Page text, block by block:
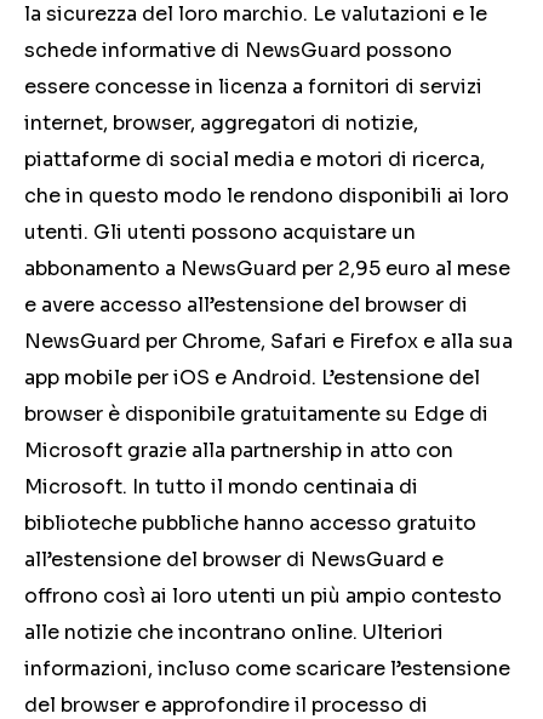
la sicurezza del loro marchio. Le valutazioni e le
schede informative di NewsGuard possono
essere concesse in licenza a fornitori di servizi
internet, browser, aggregatori di notizie,
piattaforme di social media e motori di ricerca,
che in questo modo le rendono disponibili ai loro
utenti. Gli utenti possono acquistare un
abbonamento a NewsGuard per 2,95 euro al mese
e avere accesso all’estensione del browser di
NewsGuard per Chrome, Safari e Firefox e alla sua
app mobile per iOS e Android. L’estensione del
browser è disponibile gratuitamente su Edge di
Microsoft grazie alla partnership in atto con
Microsoft. In tutto il mondo centinaia di
biblioteche pubbliche hanno accesso gratuito
all’estensione del browser di NewsGuard e
offrono così ai loro utenti un più ampio contesto
alle notizie che incontrano online. Ulteriori
informazioni, incluso come scaricare l’estensione
del browser e approfondire il processo di